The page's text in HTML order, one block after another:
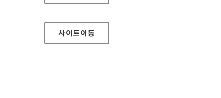
사이트이동